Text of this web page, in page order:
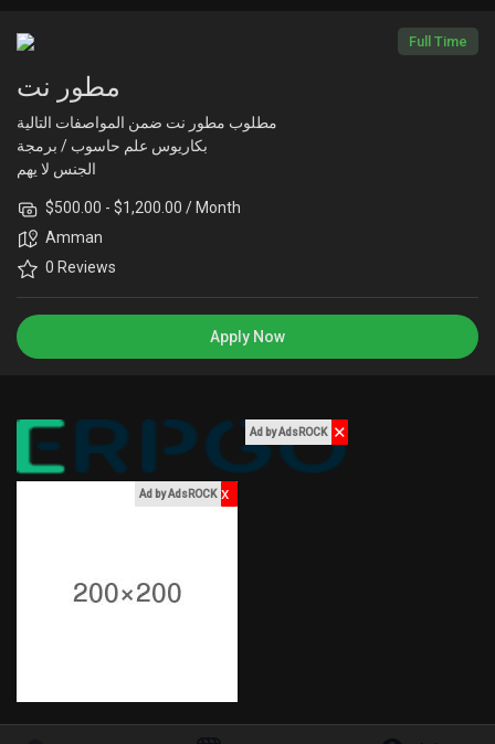
Forums
Games
Full Time
مطور نت
مطلوب مطور نت ضمن المواصفات التالية
بكاريوس علم حاسوب / برمجة
الجنس لا يهم
خبرة...
$500.00 - $1,200.00 / Month
Amman
0 Reviews
Apply Now
Ad by AdsROCK ✕
Ad by AdsROCK x